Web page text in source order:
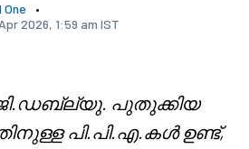
One
Apr 2026, 1:59 am IST
ജി.ഡബ്ല്യു. പുതുക്കിയ
പി.പി.എ.കൾ ഉണ്ട്,